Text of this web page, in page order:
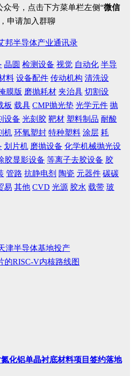
号，点击下方菜单栏左侧“微信
申请加入群聊
邦半导体产业通讯录
晶圆 检测设备 视觉 自动化 半导
料 设备配件 传动机构 清洗设
膜版 磨抛耗材 夹治具 切割设
板 载具 CMP抛光垫 光学元件 抛
设备 光刻胶 靶材 塑料制品 耐酸
机 环氧塑封 特种塑料 涂层 耗
划片机 磨抛设备 化学机械抛光设
胶显影设备 等离子去胶设备 胶
管路 抗静电剂 陶瓷 元器件 碳碳
易 其他 CVD 光源 胶水 载带 玻
津半导体基地投产
的RISC-V内核路线图
化铝单晶衬底材料项目签约落地